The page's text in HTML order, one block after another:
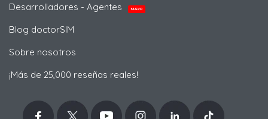
Desarrolladores - Agentes
NUEVO
Blog doctorSIM
Sobre nosotros
¡Más de 25,000 reseñas reales!